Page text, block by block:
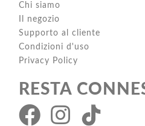
Chi siamo
Il negozio
Supporto al cliente
Condizioni d'uso
Privacy Policy
RESTA